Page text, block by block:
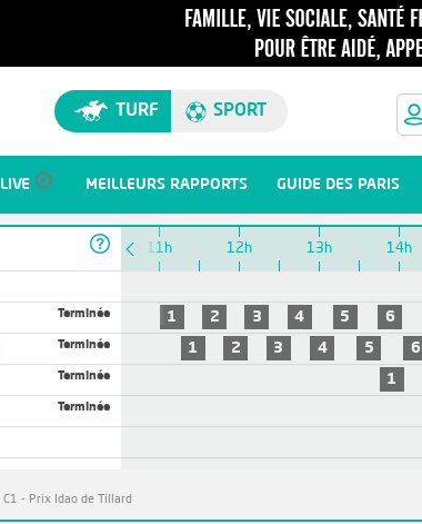
TURF SPORT
LIVE MEILLEURS RAPPORTS GUIDE DES PARIS
Terminée
Terminée
Terminée
Terminée
10h 11h 12h 13h 14h
1
2 3 4 5
6
1
2 3 4 5 6
1
C1 - Prix Idao de Tillard